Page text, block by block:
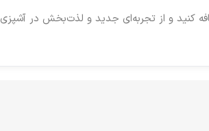
کنید و از تجربه‌ای جدید و لذت‌بخش در آشپزی